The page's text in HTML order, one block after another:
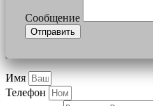
Сообщение
Отправить
Имя
Телефон